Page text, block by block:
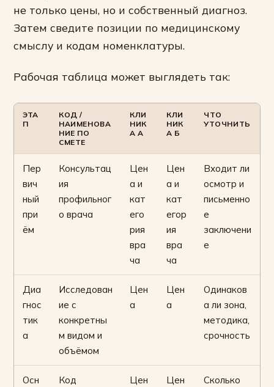
не только цены, но и собственный диагноз.
Затем сведите позиции по медицинскому
смыслу и кодам номенклатуры.
Рабочая таблица может выглядеть так:
ЭТА
П
КОД /
НАИМЕНОВА
НИЕ ПО
СМЕТЕ
КЛИ
НИК
А А
КЛИ
НИК
А Б
ЧТО
УТОЧНИТЬ
Пер
вич
ный
при
ём
Консультац
ия
профильног
о врача
Цен
а и
кат
его
рия
вра
ча
Цен
а и
кат
егор
ия
вра
ча
Входит ли
осмотр и
письменно
е
заключени
е
Диа
гнос
тик
а
Исследован
ие с
конкретны
м видом и
объёмом
Цен
а
Цен
а
Одинаков
а ли зона,
методика,
срочность
Осн
Код
Цен
Цен
Сколько